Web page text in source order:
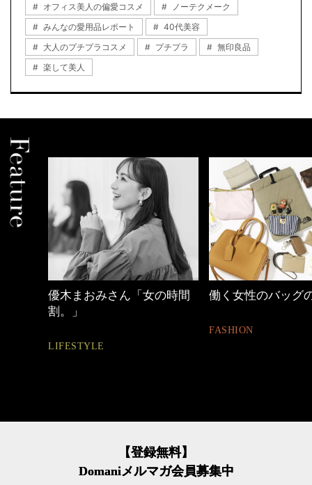
オフィス美人の偏愛コスメ
ノーテクメーク
みんなの愛用品レポート
40代美容
大人のプチプラコスメ
プチプラ
無印良品
楽して美人
働く女性のバッグの中身 40代の小顔メイク
BEAUTY
【登録無料】
Domaniメルマガ会員募集中